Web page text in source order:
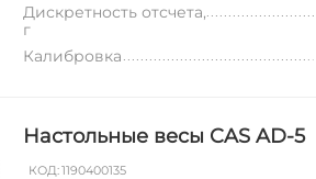
Дискретность отсчета,
г
Калибровка
Настольные весы CAS AD-5
КОД:1190400135